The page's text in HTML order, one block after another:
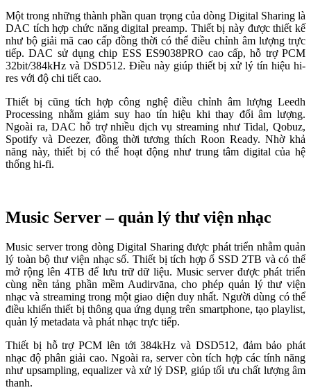
Một trong những thành phần quan trọng của dòng Digital Sharing là
DAC tích hợp chức năng digital preamp. Thiết bị này được thiết kế
như bộ giải mã cao cấp đồng thời có thể điều chỉnh âm lượng trực
tiếp. DAC sử dụng chip ESS ES9038PRO cao cấp, hỗ trợ PCM
32bit/384kHz và DSD512. Điều này giúp thiết bị xử lý tín hiệu hi-
res với độ chi tiết cao.
Thiết bị cũng tích hợp công nghệ điều chỉnh âm lượng Leedh
Processing nhằm giảm suy hao tín hiệu khi thay đổi âm lượng.
Ngoài ra, DAC hỗ trợ nhiều dịch vụ streaming như Tidal, Qobuz,
Spotify và Deezer, đồng thời tương thích Roon Ready. Nhờ khả
năng này, thiết bị có thể hoạt động như trung tâm digital của hệ
thống hi-fi.
Music Server – quản lý thư viện nhạc
Music server trong dòng Digital Sharing được phát triển nhằm quản
lý toàn bộ thư viện nhạc số. Thiết bị tích hợp ổ SSD 2TB và có thể
mở rộng lên 4TB để lưu trữ dữ liệu. Music server được phát triển
cùng nền tảng phần mềm Audirvāna, cho phép quản lý thư viện
nhạc và streaming trong một giao diện duy nhất. Người dùng có thể
điều khiển thiết bị thông qua ứng dụng trên smartphone, tạo playlist,
quản lý metadata và phát nhạc trực tiếp.
Thiết bị hỗ trợ PCM lên tới 384kHz và DSD512, đảm bảo phát
nhạc độ phân giải cao. Ngoài ra, server còn tích hợp các tính năng
như upsampling, equalizer và xử lý DSP, giúp tối ưu chất lượng âm
thanh.